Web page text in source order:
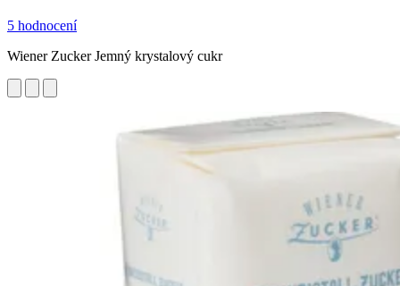
5 hodnocení
Wiener Zucker Jemný krystalový cukr